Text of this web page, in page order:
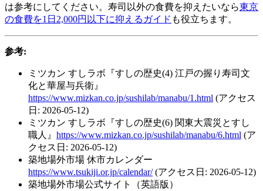
は参考にしてください。寿司以外の食費を抑えたいなら東京
の食費を1日2,000円以下に抑えるガイド も役立ちます。
参考:
ミツカン すしラボ『すしの歴史(4) 江戸の握り寿司文
化と華屋与兵衛』
https://www.mizkan.co.jp/sushilab/manabu/1.html (アクセス
日: 2026-05-12)
ミツカン すしラボ『すしの歴史(6) 関東大震災とすし
職人』 https://www.mizkan.co.jp/sushilab/manabu/6.html (ア
クセス日: 2026-05-12)
築地場外市場 休市カレンダー
https://www.tsukiji.or.jp/calendar/(アクセス日: 2026-05-12)
築地場外市場公式サイト（英語版）